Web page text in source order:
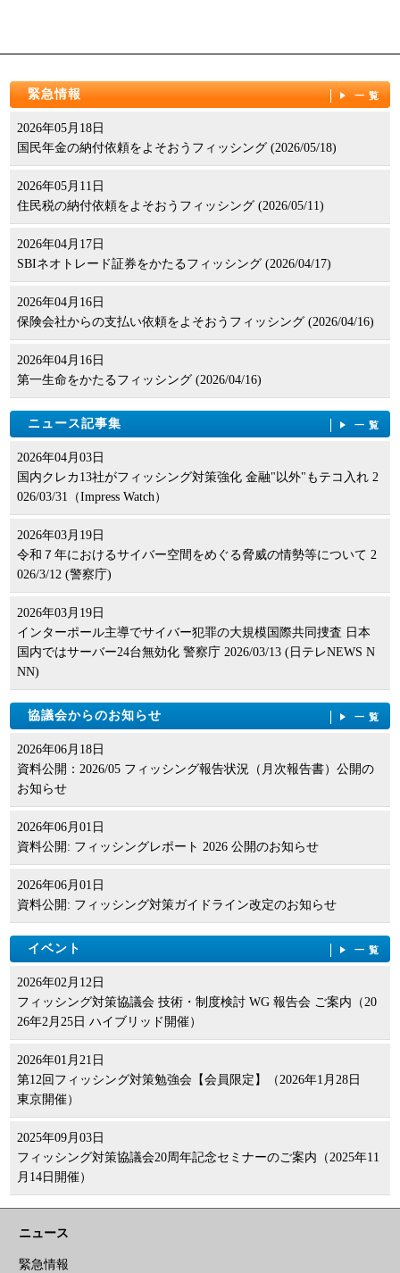
緊急情報 一覧
2026年05月18日
国民年金の納付依頼をよそおうフィッシング (2026/05/18)
2026年05月11日
住民税の納付依頼をよそおうフィッシング (2026/05/11)
2026年04月17日
SBIネオトレード証券をかたるフィッシング (2026/04/17)
2026年04月16日
保険会社からの支払い依頼をよそおうフィッシング (2026/04/16)
2026年04月16日
第一生命をかたるフィッシング (2026/04/16)
ニュース記事集 一覧
2026年04月03日
国内クレカ13社がフィッシング対策強化 金融"以外"もテコ入れ 2
026/03/31（Impress Watch）
2026年03月19日
令和７年におけるサイバー空間をめぐる脅威の情勢等について 2
026/3/12 (警察庁)
2026年03月19日
インターポール主導でサイバー犯罪の大規模国際共同捜査 日本
国内ではサーバー24台無効化 警察庁 2026/03/13 (日テレNEWS N
NN)
協議会からのお知らせ 一覧
2026年06月18日
資料公開：2026/05 フィッシング報告状況（月次報告書）公開の
お知らせ
2026年06月01日
資料公開: フィッシングレポート 2026 公開のお知らせ
2026年06月01日
資料公開: フィッシング対策ガイドライン改定のお知らせ
イベント 一覧
2026年02月12日
フィッシング対策協議会 技術・制度検討 WG 報告会 ご案内（20
26年2月25日 ハイブリッド開催）
2026年01月21日
第12回フィッシング対策勉強会【会員限定】（2026年1月28日
東京開催）
2025年09月03日
フィッシング対策協議会20周年記念セミナーのご案内（2025年11
月14日開催）
ニュース
緊急情報